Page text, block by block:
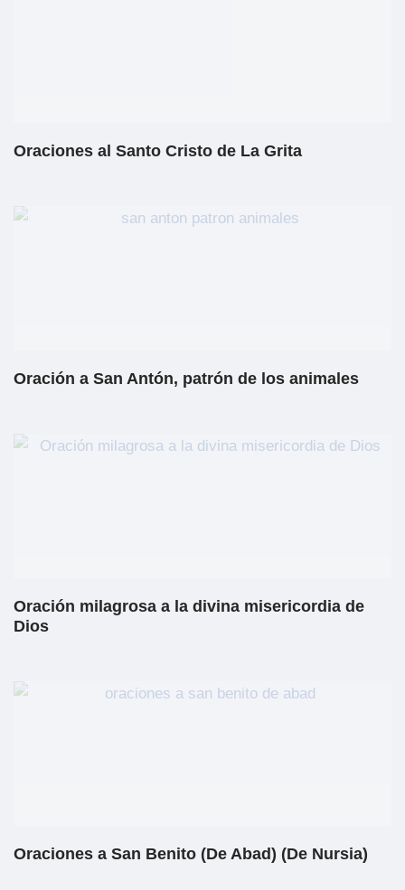
Oraciones al Santo Cristo de La Grita
Oración a San Antón, patrón de los animales
Oración milagrosa a la divina misericordia de
Dios
Oraciones a San Benito (De Abad) (De Nursia)